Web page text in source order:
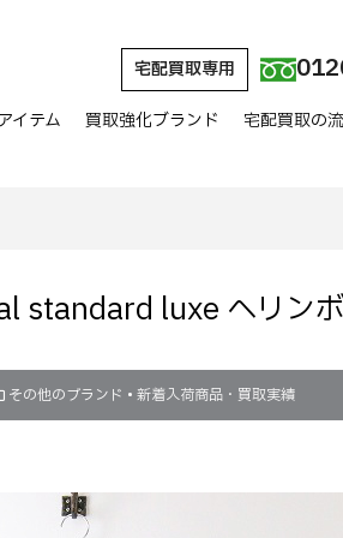
宅配買取専用
イテム 買取強化ブランド 宅配買取の
standard luxe ヘリン
その他のブランド • 新着入荷商品・買取実績